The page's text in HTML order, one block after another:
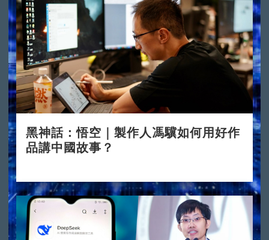
黑神話：悟空｜製作人馮驥如何用好作
品講中國故事？